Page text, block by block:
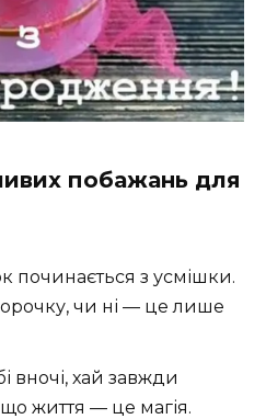
побажань для
починається з усмішки.
чи ні — це лише
вночі, хай завжди
життя — це магія.